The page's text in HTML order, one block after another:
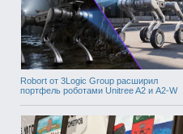
Robort от 3Logic Group расширил
портфель роботами Unitree A2 и A2-W